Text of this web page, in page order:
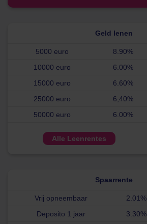
Geld lenen
5000 euro 8.90%
10000 euro
6.00%
15000 euro
6.60%
25000 euro
6,40%
50000 euro
6.00%
Alle Leenrentes
Spaarrente
Vrij opneembaar 2.01%
Deposito 1 jaar
3.30%